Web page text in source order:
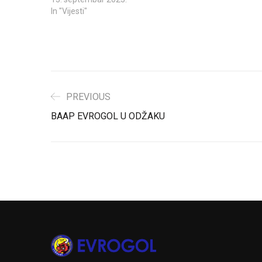
In "Vijesti"
PREVIOUS
BAAP EVROGOL U ODŽAKU